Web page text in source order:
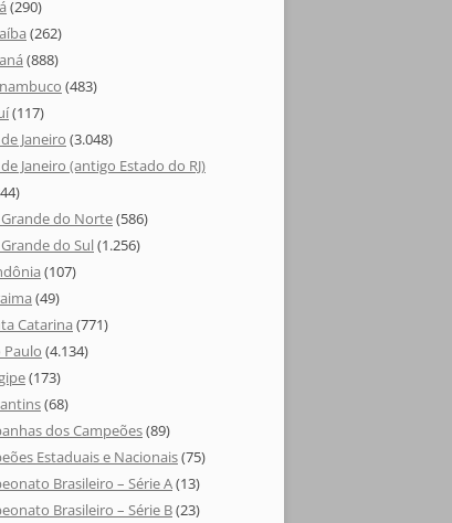
(290)
(262)
(888)
(483)
(117)
Janeiro (3.048)
Janeiro (antigo Estado do RJ)
Grande do Norte(586)
do Sul(1.256)
(107)
(49)
Catarina (771)
Paulo (4.134)
(173)
(68)
dos Campeões(89)
Estaduais e Nacionais(75)
Brasileiro – Série A(13)
Brasileiro – Série B(23)